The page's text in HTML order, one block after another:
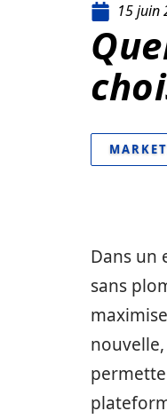
15 juin
Dans un
sans
nouvelle,